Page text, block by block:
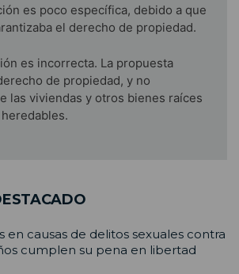
es poco específica, debido a que
el derecho de propiedad.
es incorrecta. La propuesta
de propiedad, y no
las viviendas y otros bienes raíces
en causas de delitos sexuales contra
cumplen su pena en libertad